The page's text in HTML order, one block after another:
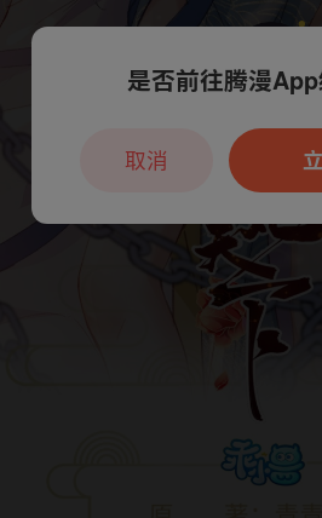
本章节仅支持App阅读，
户7天免费看
是否前往腾漫
取消